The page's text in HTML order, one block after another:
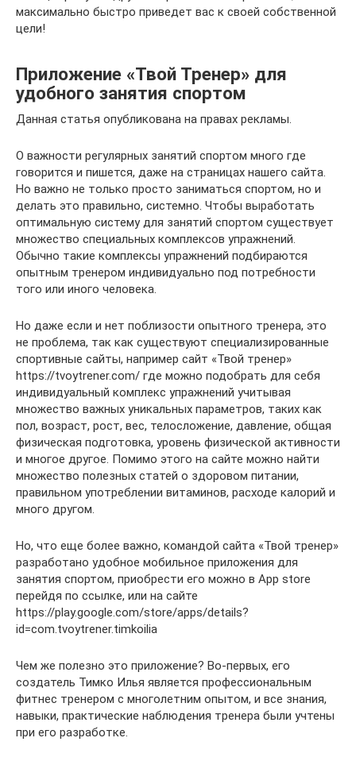
максимально быстро приведет вас к своей собственной
цели!
Приложение «Твой Тренер» для
удобного занятия спортом
Данная статья опубликована на правах рекламы.
О важности регулярных занятий спортом много где
говорится и пишется, даже на страницах нашего сайта.
Но важно не только просто заниматься спортом, но и
делать это правильно, системно. Чтобы выработать
оптимальную систему для занятий спортом существует
множество специальных комплексов упражнений.
Обычно такие комплексы упражнений подбираются
опытным тренером индивидуально под потребности
того или иного человека.
Но даже если и нет поблизости опытного тренера, это
не проблема, так как существуют специализированные
спортивные сайты, например сайт «Твой тренер»
https://tvoytrener.com/ где можно подобрать для себя
индивидуальный комплекс упражнений учитывая
множество важных уникальных параметров, таких как
пол, возраст, рост, вес, телосложение, давление, общая
физическая подготовка, уровень физической активности
и многое другое. Помимо этого на сайте можно найти
множество полезных статей о здоровом питании,
правильном употреблении витаминов, расходе калорий и
много другом.
Но, что еще более важно, командой сайта «Твой тренер»
разработано удобное мобильное приложения для
занятия спортом, приобрести его можно в App store
перейдя по ссылке, или на сайте
https://play.google.com/store/apps/details?
id=com.tvoytrener.timkoilia
Чем же полезно это приложение? Во-первых, его
создатель Тимко Илья является профессиональным
фитнес тренером с многолетним опытом, и все знания,
навыки, практические наблюдения тренера были учтены
при его разработке.